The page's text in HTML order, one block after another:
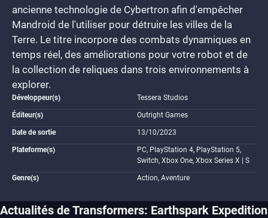
ancienne technologie de Cybertron afin d'empêcher
Mandroid de l'utiliser pour détruire les villes de la
Terre. Le titre incorpore des combats dynamiques en
temps réel, des améliorations pour votre robot et de
la collection de reliques dans trois environnements à
explorer.
Développeur(s) Tessera Studios
Éditeur(s) Outright Games
Date de sortie 13/10/2023
Plateforme(s)
PC, PlayStation 4, PlayStation 5,
Switch, Xbox One, Xbox Series X | S
Genre(s) Action, Aventure
Actualités de Transformers: Earthspark Expedition